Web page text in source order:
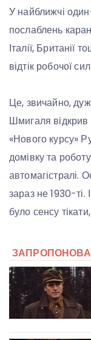
У найближчі
послаблень
Італії, Британії
відтік робочої
Це, звичайно,
Шмигаля відкрив
«Нового курсу»
домівку та
автомагістралі.
зараз не 1930-
було сенсу